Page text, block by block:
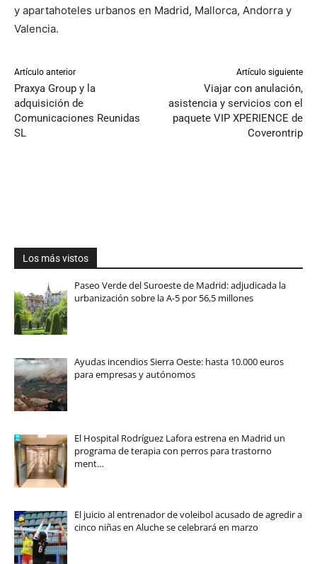
y apartahoteles urbanos en Madrid, Mallorca, Andorra y
Valencia.
Artículo anterior
Praxya Group y la
adquisición de
Comunicaciones Reunidas
SL
Artículo siguiente
Viajar con anulación,
asistencia y servicios con el
paquete VIP XPERIENCE de
Coverontrip
Los más vistos
Paseo Verde del Suroeste de Madrid: adjudicada la
urbanización sobre la A-5 por 56,5 millones
Ayudas incendios Sierra Oeste: hasta 10.000 euros
para empresas y autónomos
El Hospital Rodríguez Lafora estrena en Madrid un
programa de terapia con perros para trastorno
ment…
El juicio al entrenador de voleibol acusado de agredir a
cinco niñas en Aluche se celebrará en marzo